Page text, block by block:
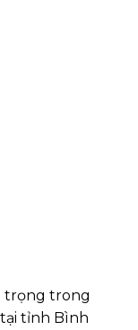
trọng trong
tỉnh Bình